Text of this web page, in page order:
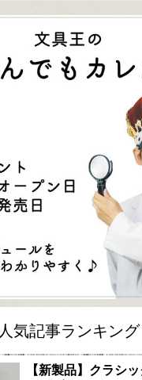
人気記事ランキング
【新製品】クラシ